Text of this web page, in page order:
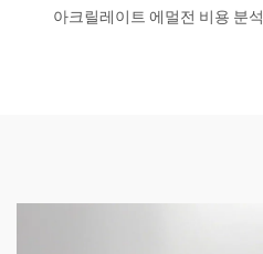
아크릴레이트 에멀전 비용 분석